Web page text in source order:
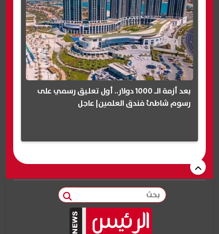
بعد أزمة الـ 1000 دولار.. أول تعليق رسمي على
رسوم شاطئ فندق العلمين| عاجل
بحث